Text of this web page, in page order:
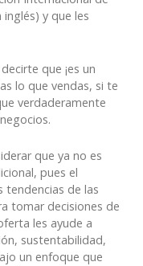
y que les
que ¡es un
lo que vendas, si te
verdaderamente
que ya no es
pues el
tendencias de las
tomar decisiones de
les ayude a
sustentabilidad,
un enfoque que